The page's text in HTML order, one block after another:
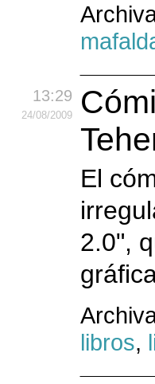
13:29
24/08/2009
El
2.0",
libros,